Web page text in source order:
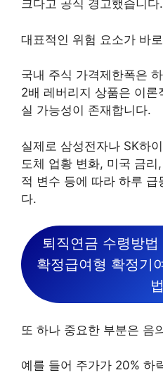
크다고 공식 경고했습니다.
대표적인 위험 요소가 바
국내 주식 가격제한폭은
2배 레버리지 상품은 이
실 가능성이 존재합니다.
실제로 삼성전자나 SK하
도체 업황 변화, 미국 금
적 변수 등에 따라 하루 급
다.
퇴직연금 수령방
확정급여형 확정기
법
또 하나 중요한 부분은 음
예를 들어 주가가 20% 하